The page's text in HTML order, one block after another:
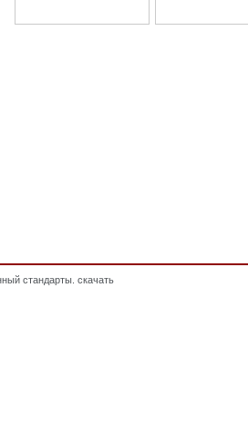
стандарты. скачать